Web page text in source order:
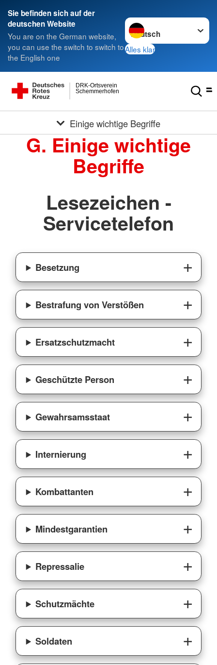
Sie befinden sich auf der
deutschen Website
You are on the German website,
you can use the switch to switch to
the English one
Sprache wechseln zu
Alles klar
Schemmerhofen
DRK-Ortsverein
Einige wichtige Begriffe
G. Einige wichtige
Begriffe
Lesezeichen -
Servicetelefon
Besetzung
Bestrafung von Verstößen
Ersatzschutzmacht
Geschützte Person
Gewahrsamsstaat
Internierung
Kombattanten
Mindestgarantien
Repressalie
Schutzmächte
Soldaten